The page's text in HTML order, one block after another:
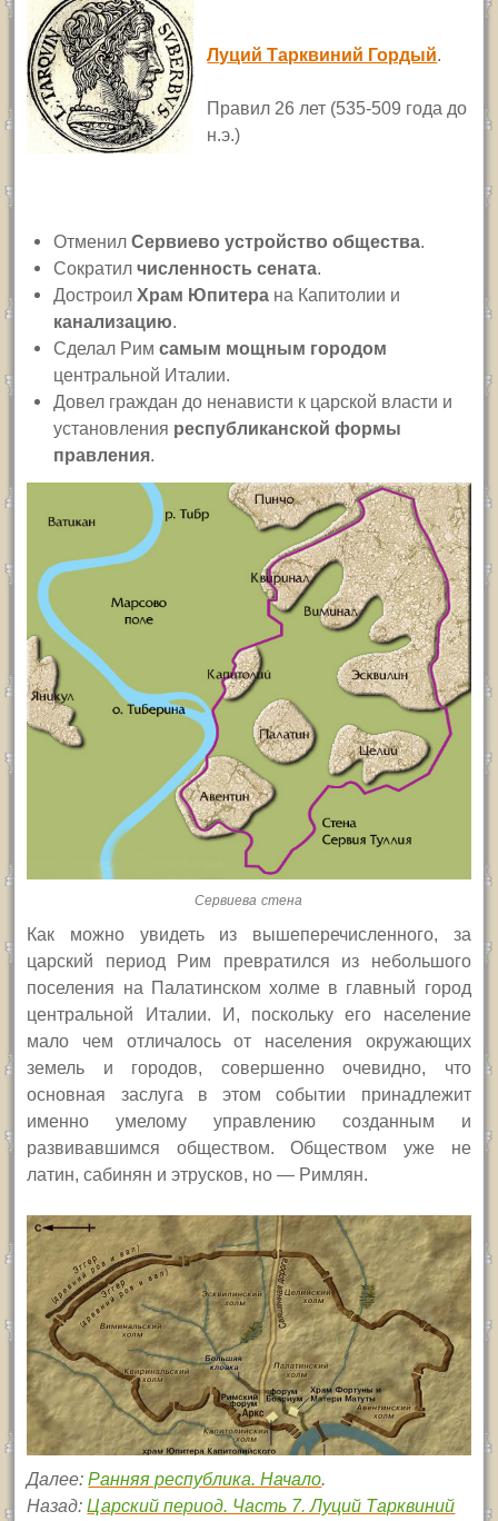
Луций Тарквиний Гордый.
Правил 26 лет (535-509 года до
н.э.)
ОтменилСервиево устройство общества.
Сократилчисленность сената.
ДостроилХрам Юпитера на Капитолии и
канализацию.
Сделал Римсамым мощным городом
центральной Италии.
Довел граждан до ненависти к царской власти и
установления республиканской формы
правления.
Сервиева стена
Как можно увидеть из вышеперечисленного, за
царский период Рим превратился из небольшого
поселения на Палатинском холме в главный город
центральной Италии. И, поскольку его население
мало чем отличалось от населения окружающих
земель и городов, совершенно очевидно, что
основная заслуга в этом событии принадлежит
именно умелому управлению созданным и
развивавшимся обществом. Обществом уже не
латин, сабинян и этрусков, но — Римлян.
Далее:Ранняя республика. Начало.
Назад:Царский период. Часть 7. Луций Тарквиний